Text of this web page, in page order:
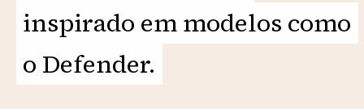
inspirado em modelos como
o Defender.
inspirado em modelos como
o Defender.